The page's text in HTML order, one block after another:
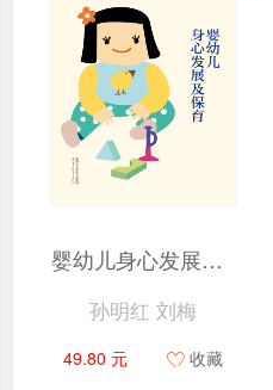
婴幼儿身心发展及保育
孙明红 刘梅
49.80 元 收藏